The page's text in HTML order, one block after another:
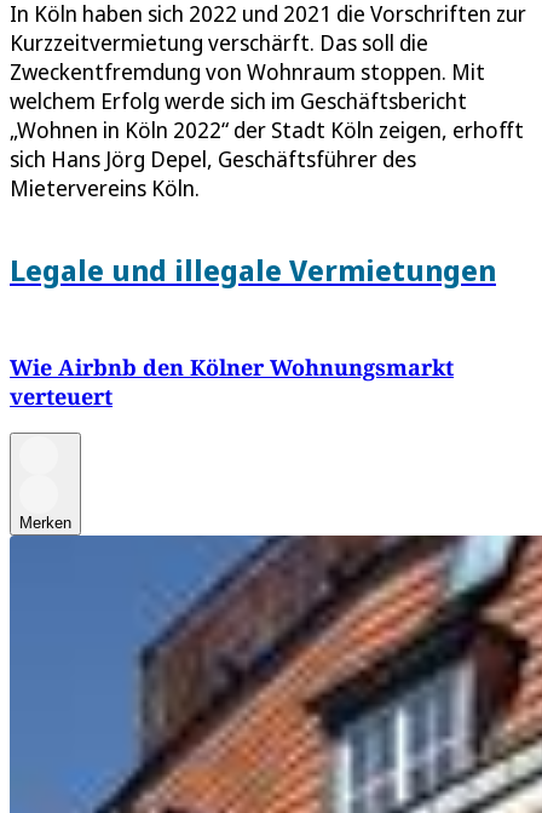
In Köln haben sich 2022 und 2021 die Vorschriften zur
Kurzzeitvermietung verschärft. Das soll die
Zweckentfremdung von Wohnraum stoppen. Mit
welchem Erfolg werde sich im Geschäftsbericht
„Wohnen in Köln 2022“ der Stadt Köln zeigen, erhofft
sich Hans Jörg Depel, Geschäftsführer des
Mietervereins Köln.
Legale und illegale Vermietungen
Wie Airbnb den Kölner Wohnungsmarkt
verteuert
Merken